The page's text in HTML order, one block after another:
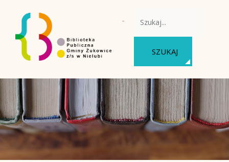
SZUKAJ